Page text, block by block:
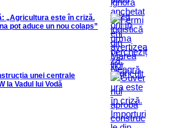
„Agricultura este în criză.
pot aduce un nou colaps”
unei centrale
la Vadul lui Vodă